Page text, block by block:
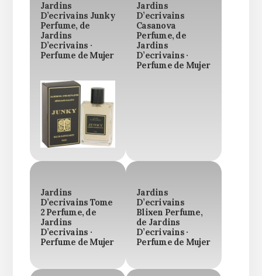
Jardins
D’ecrivains Junky
Perfume, de
Jardins
D’ecrivains ·
Perfume de Mujer
Jardins
D’ecrivains
Casanova
Perfume, de
Jardins
D’ecrivains ·
Perfume de Mujer
Jardins
D’ecrivains Tome
2 Perfume, de
Jardins
D’ecrivains ·
Perfume de Mujer
Jardins
D’ecrivains
Blixen Perfume,
de Jardins
D’ecrivains ·
Perfume de Mujer